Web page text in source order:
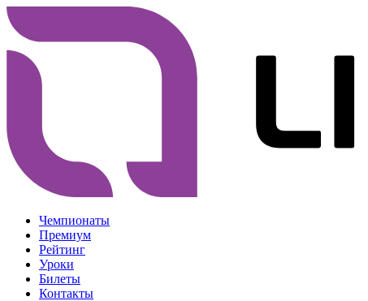
Чемпионаты
Премиум
Рейтинг
Уроки
Билеты
Контакты